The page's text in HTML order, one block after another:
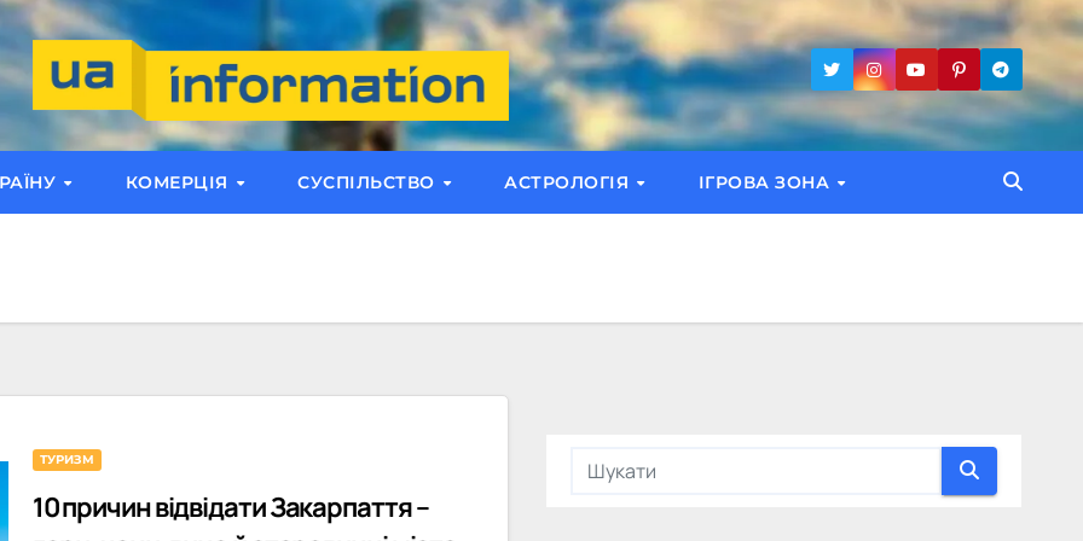
КОМЕРЦІЯ СУСПІЛЬСТВО АСТРОЛОГІЯ ІГРОВА ЗОНА
ТУРИЗМ
10 причин відвідати Закарпаття –